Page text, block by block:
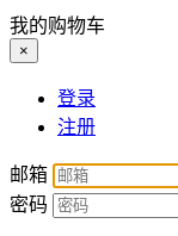
我的购物车
×
登录
注册
邮箱
密码